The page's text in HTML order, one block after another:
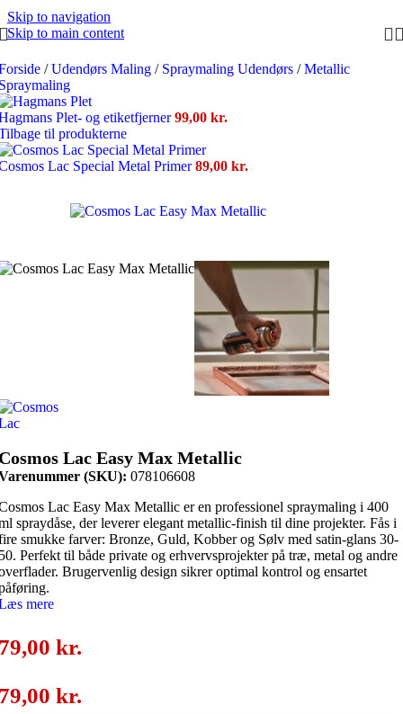
Skip to navigation
Skip to main content
/ Udendørs Maling / Spraymaling Udendørs / Metallic
Plet- og etiketfjerner99,00 kr.
til produkterne
Lac Special Metal Primer89,00 kr.
Lac Easy Max Metallic
(SKU): 078106608
Lac Easy Max Metallic er en professionel spraymaling i 400
spraydåse, der leverer elegant metallic-finish til dine projekter. Fås i
smukke farver: Bronze, Guld, Kobber og Sølv med satin-glans 30-
Perfekt til både private og erhvervsprojekter på træ, metal og andre
Brugervenlig design sikrer optimal kontrol og ensartet
mere
kr.
kr.